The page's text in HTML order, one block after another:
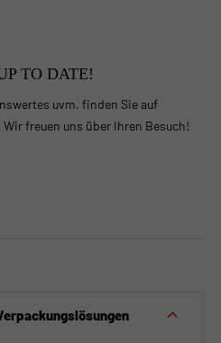
TO DATE!
uvm. finden Sie auf
freuen uns über Ihren Besuch!